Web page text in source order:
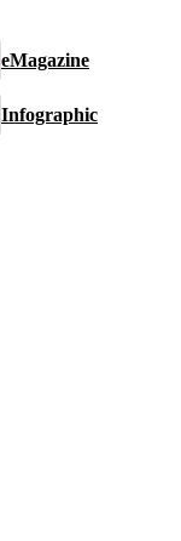
eMagazine
Infographic